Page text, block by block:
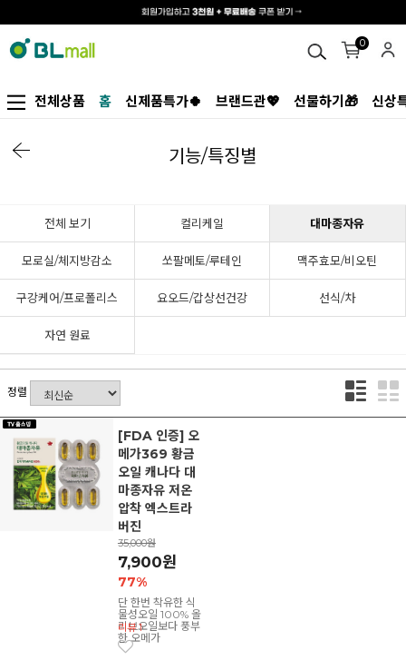
0
전체상품 홈 신제품특가🍀 브랜드관💖 선물하기🎁 신상
기능/특징별
전체 보기 컬리케일 대마종자유
모로실/체지방감소 쏘팔메토/루테인 맥주효모/비오틴
구강케어/프로폴리스 요오드/갑상선건강 선식/차
자연 원료
정렬
[FDA 인증] 오
메가369 황금
오일 캐나다 대
마종자유 저온
압착 엑스트라
버진
35,000원
7,900원
77%
단 한번 착유한 식
물성오일 100% 올
리브오일보다 풍부
한 오메가
리뷰 1